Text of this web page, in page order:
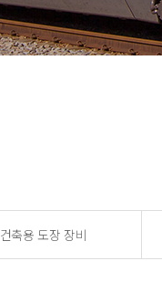
건축용 도장 장비